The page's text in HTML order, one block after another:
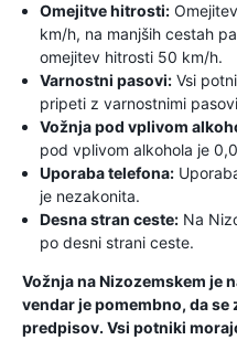
Omejitve hitrosti:
km/h, na manjših cestah
omejitev hitrosti 50 km/h.
Varnostni pasovi: Vsi
pripeti z varnostnimi
Vožnja pod vplivom
pod vplivom alkohola je
Uporaba telefona:
je nezakonita.
Desna stran ceste: Na
po desni strani ceste.
Vožnja na Nizozemskem je
vendar je pomembno, da
predpisov. Vsi potniki